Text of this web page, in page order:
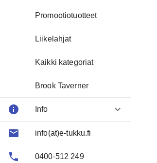
Promootiotuotteet
Liikelahjat
Kaikki kategoriat
Brook Taverner
info Info keyboard_arrow_down
About us
FAQ
email info(at)e-tukku.fi
phone 0400-512 249